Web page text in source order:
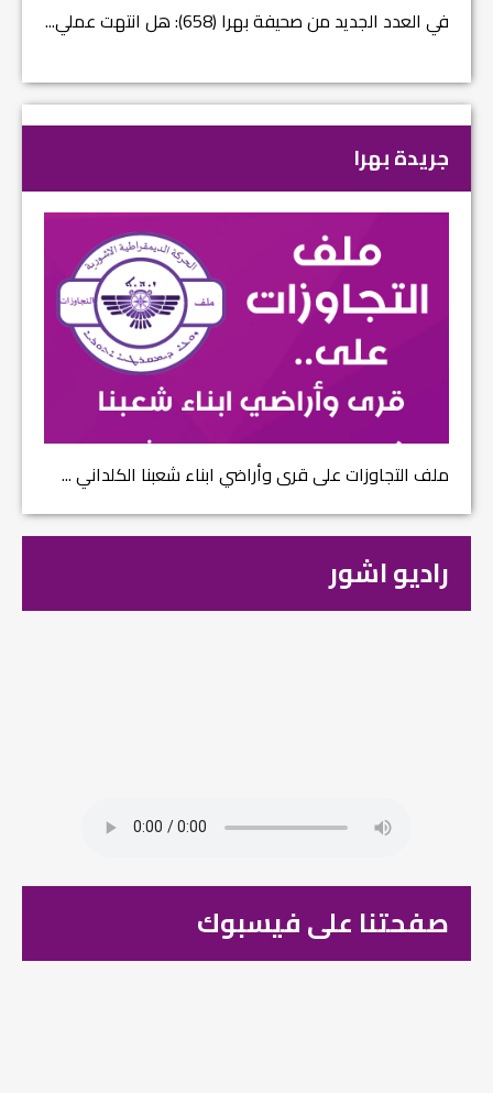
في العدد الجديد من صحيفة بهرا (658): هل انتهت عملي...
جريدة بهرا
ملف التجاوزات على قرى وأراضي ابناء شعبنا الكلداني ...
راديو اشور
صفحتنا على فيسبوك